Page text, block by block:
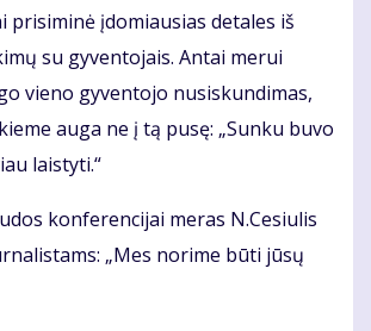
prisiminė įdomiausias detales iš
su gyventojais. Antai merui
vieno gyventojo nusiskundimas,
auga ne į tą pusę: „Sunku buvo
laistyti.“
konferencijai meras N.Cesiulis
„Mes norime būti jūsų